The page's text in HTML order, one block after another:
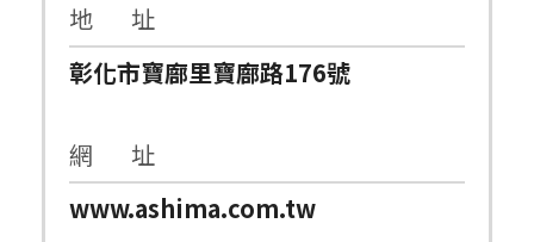
地 址
彰化市寶廍里寶廍路176號
網 址
www.ashima.com.tw